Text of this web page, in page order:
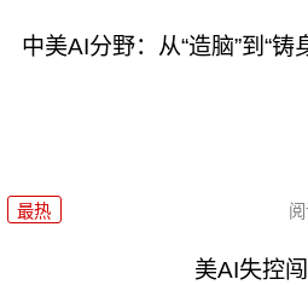
中美AI分野：从“造脑”到“铸
最热
美AI失控